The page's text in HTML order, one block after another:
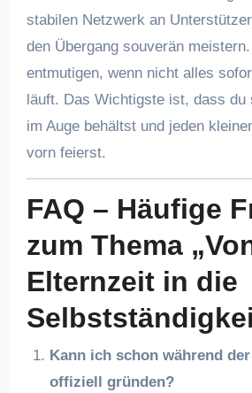
stabilen Netzwerk an
den Übergang souverän
entmutigen, wenn nicht alles
läuft. Das Wichtigste ist, dass du
im Auge behältst und jeden
vorn feierst.
FAQ – Häufige
zum Thema
Elternzeit in die
Kann ich schon während
offiziell gründen?